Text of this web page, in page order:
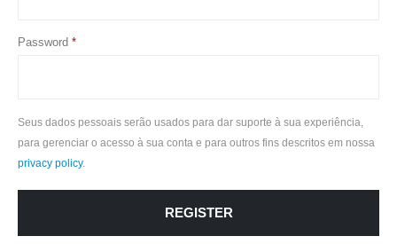
Password *Required
Seus dados pessoais serão usados ​​para dar suporte à sua experiência,
para gerenciar o acesso à sua conta e para outros fins descritos em nossa
privacy policy.
REGISTER